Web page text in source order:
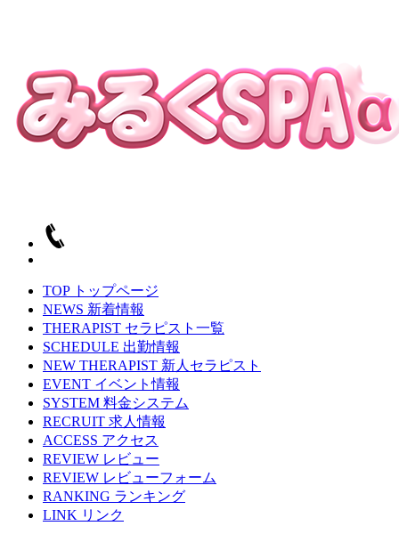
TOP トップページ
NEWS 新着情報
THERAPIST セラピスト一覧
SCHEDULE 出勤情報
NEW THERAPIST 新人セラピスト
EVENT イベント情報
SYSTEM 料金システム
RECRUIT 求人情報
ACCESS アクセス
REVIEW レビュー
REVIEW レビューフォーム
RANKING ランキング
LINK リンク